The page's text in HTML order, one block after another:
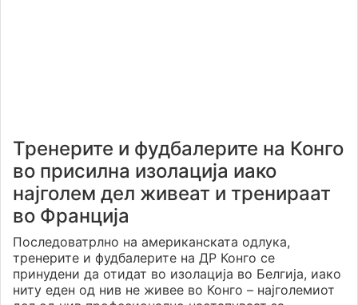
Тренерите и фудбалерите на Конго
во присилна изолација иако
најголем дел живеат и тренираат
во Франција
Последоватрлно на американската одлука,
тренерите и фудбалерите на ДР Конго се
принудени да отидат во изолација во Белгија, иако
ниту еден од нив не живее во Конго – најголемиот